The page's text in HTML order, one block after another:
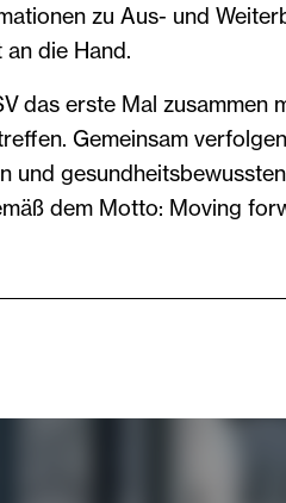
zu Aus- und
die Hand.
das erste Mal zusammen
Gemeinsam
und
dem Motto: Moving